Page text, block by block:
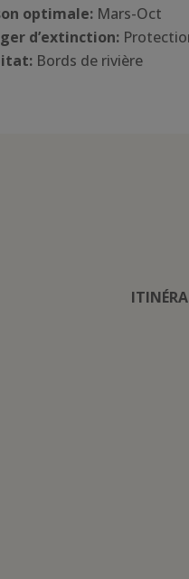
optimale:Mars-Oct
d’extinction:
:Bords de rivière